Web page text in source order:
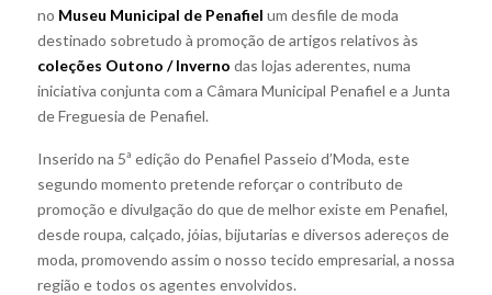
no Museu Municipal de Penafiel um desfile de moda
destinado sobretudo à promoção de artigos relativos às
coleções Outono / Inverno das lojas aderentes, numa
iniciativa conjunta com a Câmara Municipal Penafiel e a Junta
de Freguesia de Penafiel.
Inserido na 5ª edição do Penafiel Passeio d’Moda, este
segundo momento pretende reforçar o contributo de
promoção e divulgação do que de melhor existe em Penafiel,
desde roupa, calçado, jóias, bijutarias e diversos adereços de
moda, promovendo assim o nosso tecido empresarial, a nossa
região e todos os agentes envolvidos.